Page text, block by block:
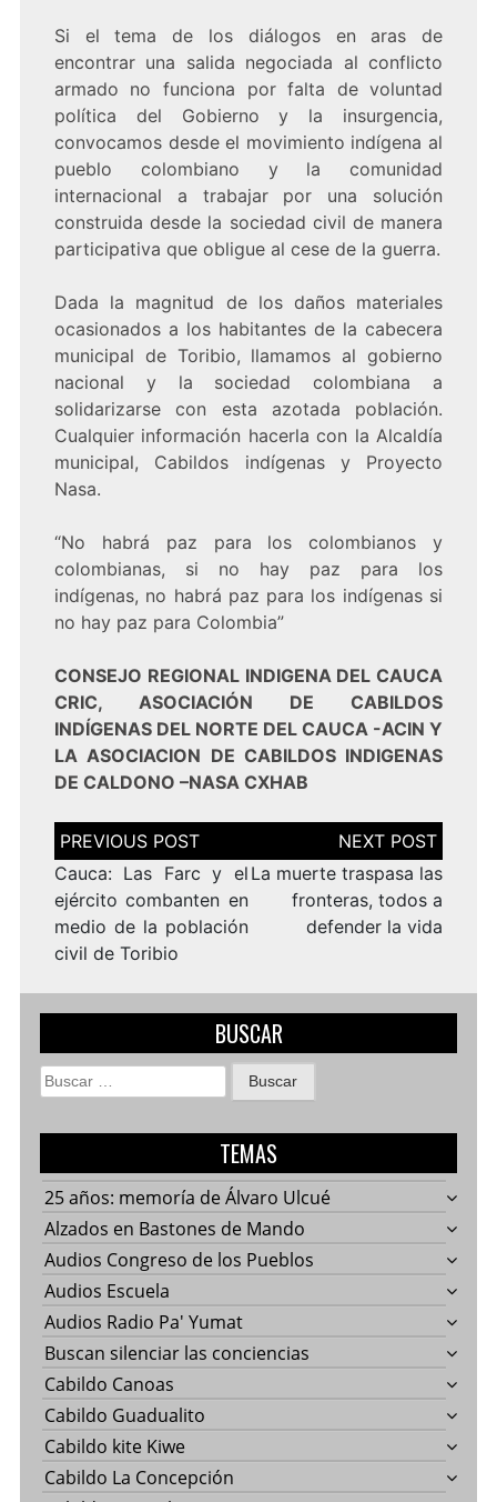
Si el tema de los diálogos en aras de
encontrar una salida negociada al conflicto
armado no funciona por falta de voluntad
política del Gobierno y la insurgencia,
convocamos desde el movimiento indígena al
pueblo colombiano y la comunidad
internacional a trabajar por una solución
construida desde la sociedad civil de manera
participativa que obligue al cese de la guerra.
Dada la magnitud de los daños materiales
ocasionados a los habitantes de la cabecera
municipal de Toribio, llamamos al gobierno
nacional y la sociedad colombiana a
solidarizarse con esta azotada población.
Cualquier información hacerla con la Alcaldía
municipal, Cabildos indígenas y Proyecto
Nasa.
“No habrá paz para los colombianos y
colombianas, si no hay paz para los
indígenas, no habrá paz para los indígenas si
no hay paz para Colombia”
CONSEJO REGIONAL INDIGENA DEL CAUCA
CRIC, ASOCIACIÓN DE CABILDOS
INDÍGENAS DEL NORTE DEL CAUCA -ACIN Y
LA ASOCIACION DE CABILDOS INDIGENAS
DE CALDONO –NASA CXHAB
Navegación
de
entradas
Cauca: Las Farc y el
ejército combanten en
medio de la población
civil de Toribio
La muerte traspasa las
fronteras, todos a
defender la vida
BUSCAR
Buscar:
TEMAS
25 años: memoría de Álvaro Ulcué
Alzados en Bastones de Mando
Audios Congreso de los Pueblos
Audios Escuela
Audios Radio Pa' Yumat
Buscan silenciar las conciencias
Cabildo Canoas
Cabildo Guadualito
Cabildo kite Kiwe
Cabildo La Concepción